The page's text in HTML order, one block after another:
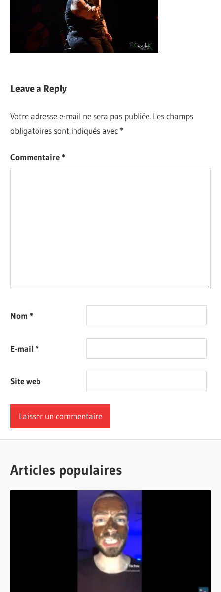
Leave a Reply
Votre adresse e-mail ne sera pas publiée. Les champs
obligatoires sont indiqués avec *
Commentaire*
Nom*
E-mail*
Site web
Articles populaires